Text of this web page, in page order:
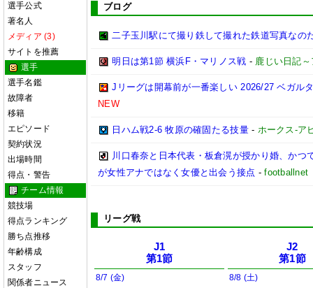
選手公式
著名人
メディア (3)
サイトを推薦
選手
選手名鑑
故障者
移籍
エピソード
契約状況
出場時間
得点・警告
チーム情報
競技場
得点ランキング
勝ち点推移
年齢構成
スタッフ
関係者ニュース
ブログ
二子玉川駅にて撮り鉄して撮れた鉄道写真なの
明日は第1節 横浜F・マリノス戦 - 鹿じい日記
Jリーグは開幕前が一番楽しい 2026/27 ベガル
NEW
日ハム戦2-6 牧原の確固たる技量- ホークス-ア
川口春奈と日本代表・板倉滉が授かり婚、か
が女性アナではなく女優と出会う接点 -footballnet
リーグ戦
J1
第1節
8/7 (金)
J2
第1節
8/8 (土)